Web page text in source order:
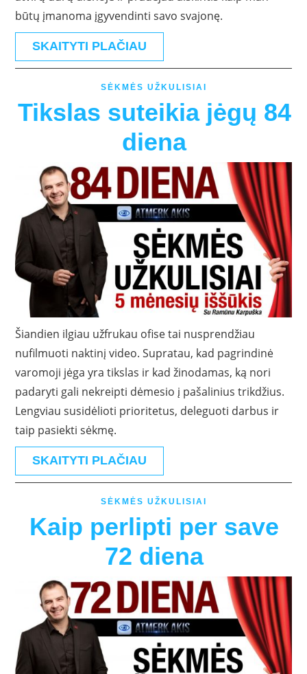
būtų įmanoma įgyvendinti savo svajonę.
SKAITYTI PLAČIAU
SĖKMĖS UŽKULISIAI
Tikslas suteikia jėgų 84
diena
Šiandien ilgiau užfrukau ofise tai nusprendžiau
nufilmuoti naktinį video. Supratau, kad pagrindinė
varomoji jėga yra tikslas ir kad žinodamas, ką nori
padaryti gali nekreipti dėmesio į pašalinius trikdžius.
Lengviau susidėlioti prioritetus, deleguoti darbus ir
taip pasiekti sėkmę.
SKAITYTI PLAČIAU
SĖKMĖS UŽKULISIAI
Kaip perlipti per save
72 diena